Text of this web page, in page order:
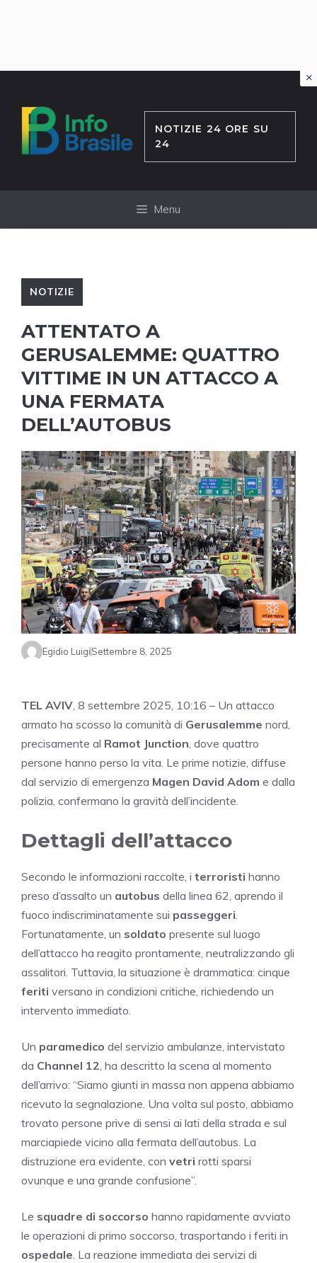
contenuto
NOTIZIE 24 ORE SU
24
Menu
NOTIZIE
ATTENTATO A
GERUSALEMME: QUATTRO
VITTIME IN UN ATTACCO A
UNA FERMATA
DELL’AUTOBUS
Egidio LuigiSettembre 8, 2025
TEL AVIV, 8 settembre 2025, 10:16 – Un attacco
armato ha scosso la comunità di Gerusalemme nord,
precisamente al Ramot Junction, dove quattro
persone hanno perso la vita. Le prime notizie, diffuse
dal servizio di emergenza Magen David Adom e dalla
polizia, confermano la gravità dell’incidente.
Dettagli dell’attacco
Secondo le informazioni raccolte, i terroristi hanno
preso d’assalto un autobus della linea 62, aprendo il
fuoco indiscriminatamente sui passeggeri.
Fortunatamente, un soldato presente sul luogo
dell’attacco ha reagito prontamente, neutralizzando gli
assalitori. Tuttavia, la situazione è drammatica: cinque
feriti versano in condizioni critiche, richiedendo un
intervento immediato.
Un paramedico del servizio ambulanze, intervistato
da Channel 12, ha descritto la scena al momento
dell’arrivo: “Siamo giunti in massa non appena abbiamo
ricevuto la segnalazione. Una volta sul posto, abbiamo
trovato persone prive di sensi ai lati della strada e sul
marciapiede vicino alla fermata dell’autobus. La
distruzione era evidente, con vetri rotti sparsi
ovunque e una grande confusione”.
Le squadre di soccorso hanno rapidamente avviato
le operazioni di primo soccorso, trasportando i feriti in
ospedale. La reazione immediata dei servizi di
×